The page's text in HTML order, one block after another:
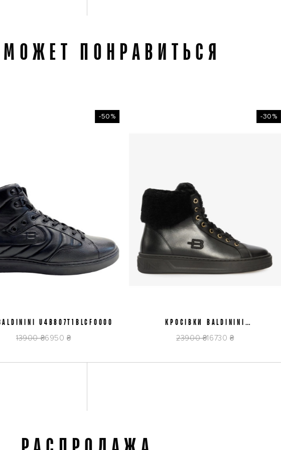
ПОНРАВИТЬСЯ
-50%
41,5
U4B807T1BLCF0000
13900 ₴6950 ₴
-30%
36 38,5
КРОСІВКИ BALDININI
23900 ₴16730 ₴